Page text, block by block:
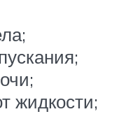
жидкости;